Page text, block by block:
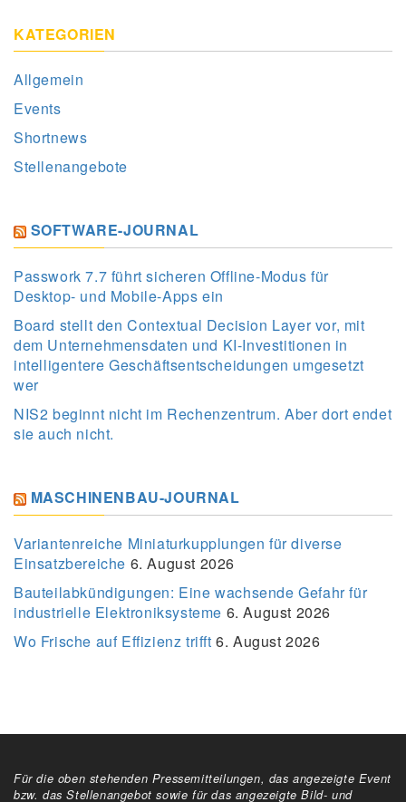
KATEGORIEN
Allgemein
Events
Shortnews
Stellenangebote
SOFTWARE-JOURNAL
Passwork 7.7 führt sicheren Offline-Modus für
Desktop- und Mobile-Apps ein
Board stellt den Contextual Decision Layer vor, mit
dem Unternehmensdaten und KI-Investitionen in
intelligentere Geschäftsentscheidungen umgesetzt
wer
NIS2 beginnt nicht im Rechenzentrum. Aber dort endet
sie auch nicht.
MASCHINENBAU-JOURNAL
Variantenreiche Miniaturkupplungen für diverse
Einsatzbereiche 6. August 2026
Bauteilabkündigungen: Eine wachsende Gefahr für
industrielle Elektroniksysteme 6. August 2026
Wo Frische auf Effizienz trifft 6. August 2026
Für die oben stehenden Pressemitteilungen, das angezeigte Event
bzw. das Stellenangebot sowie für das angezeigte Bild- und